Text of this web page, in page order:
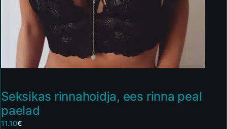
Seksikas rinnahoidja, ees rinna peal
paelad
11.10€